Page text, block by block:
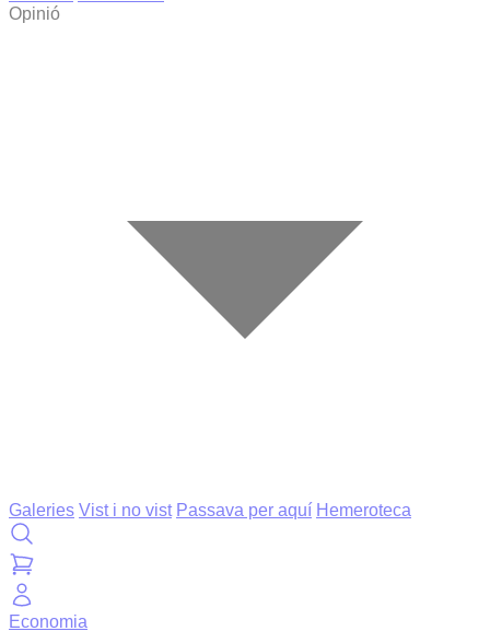
Opinió
Galeries Vist i no vist Passava per aquí Hemeroteca
Economia